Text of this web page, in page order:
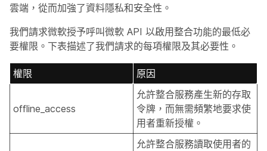
雲端，從而加強了資料隱私和安全性。
我們請求微軟授予呼叫微軟 API 以啟用整合功能的最低必
要權限。下表描述了我們請求的每項權限及其必要性。
權限 原因
offline_access
允許整合服務產生新的存取
令牌，而無需頻繁地要求使
用者重新授權。
允許整合服務讀取使用者的